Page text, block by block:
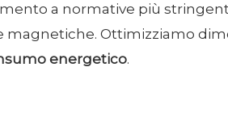
a normative più
magnetiche. Ottimizziamo
energetico.